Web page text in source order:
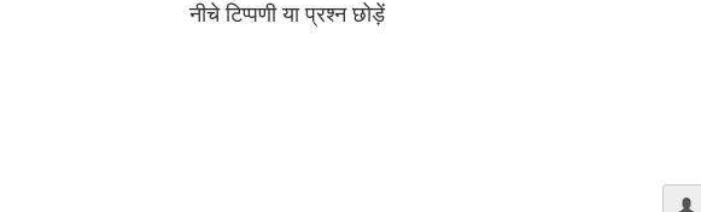
नीचे टिप्पणी या प्रश्न छोड़ें